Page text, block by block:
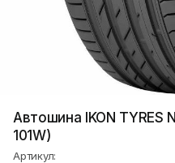
Автошина IKON TYRES
101W)
Артикул: